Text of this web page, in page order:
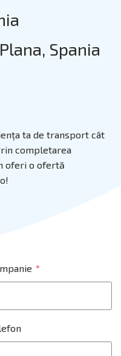
Spania
ta de transport cât
completarea
oferi o ofertă
*